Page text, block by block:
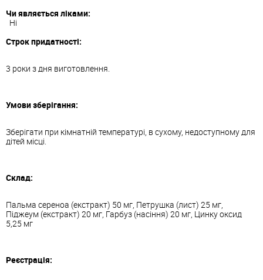
Чи являється ліками:
Ні
Строк придатності:
3 роки з дня виготовлення.
Умови зберігання:
Зберігати при кімнатній температурі, в сухому, недоступному для
дітей місці.
Склад:
Пальма сереноа (екстракт) 50 мг, Петрушка (лист) 25 мг,
Піджеум (екстракт) 20 мг, Гарбуз (насіння) 20 мг, Цинку оксид
5,25 мг
Реєстрація: